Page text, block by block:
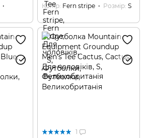
Колір Fern stripe Розмір S
1